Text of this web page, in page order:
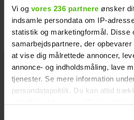
Vi og vores 236 partnere ønsker
indsamle persondata om IP-
statistik og marketingformål. Disse
samarbejdspartnere, der
at vise dig målrettede annoncer,
annonce- og indholdsmåling, lave
tjenester. Se mere information
persondatapolitik. Du kan altid
Smukfest